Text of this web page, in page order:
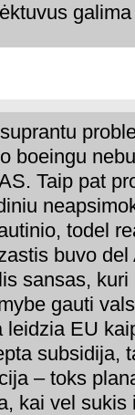
boeingu
Taip pat
todel
buvo
sansas,
gauti
EU
subsidija,
– toks
kai vel sukis